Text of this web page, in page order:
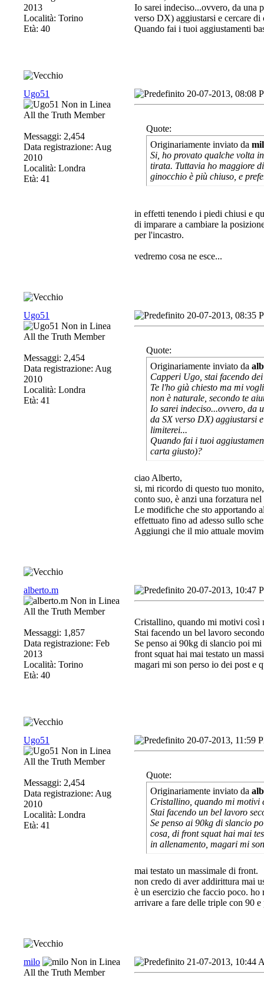
2013
Località: Torino
Età: 40
Io sarei indeciso...ovvero, da una
verso DX) aggiustarsi e cercare
Quando fai i tuoi aggiustamenti
Ugo51
All the Truth Member
Messaggi: 2,454
Data registrazione: Aug
2010
Località: Londra
Età: 41
20-07-2013, 08:08
Quote:
Originariamente inviato da
Si, ho provato qualche volta
tirata. Tuttavia ho maggiore
ginocchio è più chiuso, e
in effetti tenendo i piedi chiusi e
di imparare a cambiare la
per l'incastro.
vedremo cosa ne esce...
Ugo51
All the Truth Member
Messaggi: 2,454
Data registrazione: Aug
2010
Località: Londra
Età: 41
20-07-2013, 08:35
Quote:
Originariamente inviato da
Capperi Ugo, stai facendo
Te l'ho già chiesto ma mi
non è naturale, secondo te
Io sarei indeciso...ovvero, da
da SX verso DX) aggiustarsi
limiterei...
Quando fai i tuoi
carta giusto)?
ciao Alberto,
si, mi ricordo di questo tuo
conto suo, è anzi una forzatura nel
Le modifiche che sto apportando
effettuato fino ad adesso sullo
Aggiungi che il mio attuale
alberto.m
All the Truth Member
Messaggi: 1,857
Data registrazione: Feb
2013
Località: Torino
Età: 40
20-07-2013, 10:47
Cristallino, quando mi motivi così
Stai facendo un bel lavoro
Se penso ai 90kg di slancio poi
front squat hai mai testato un
magari mi son perso io dei post e
Ugo51
All the Truth Member
Messaggi: 2,454
Data registrazione: Aug
2010
Località: Londra
Età: 41
20-07-2013, 11:59
Quote:
Originariamente inviato da
Cristallino, quando mi motivi
Stai facendo un bel lavoro
Se penso ai 90kg di slancio
cosa, di front squat hai mai
in allenamento, magari mi
mai testato un massimale di front.
non credo di aver addirittura mai
è un esercizio che faccio poco. ho
arrivare a fare delle triple con 90
milo
All the Truth Member
21-07-2013, 10:44